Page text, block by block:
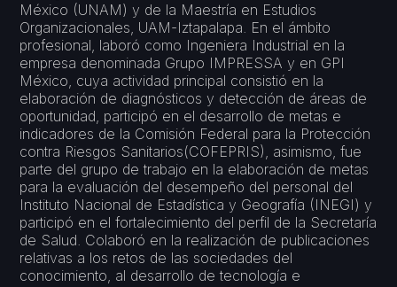
México (UNAM) y de la Maestría en Estudios
Organizacionales, UAM-Iztapalapa. En el ámbito
profesional, laboró como Ingeniera Industrial en la
empresa denominada Grupo IMPRESSA y en GPI
México, cuya actividad principal consistió en la
elaboración de diagnósticos y detección de áreas de
oportunidad, participó en el desarrollo de metas e
indicadores de la Comisión Federal para la Protección
contra Riesgos Sanitarios(COFEPRIS), asimismo, fue
parte del grupo de trabajo en la elaboración de metas
para la evaluación del desempeño del personal del
Instituto Nacional de Estadística y Geografía (INEGI) y
participó en el fortalecimiento del perfil de la Secretaría
de Salud. Colaboró en la realización de publicaciones
relativas a los retos de las sociedades del
conocimiento, al desarrollo de tecnología e